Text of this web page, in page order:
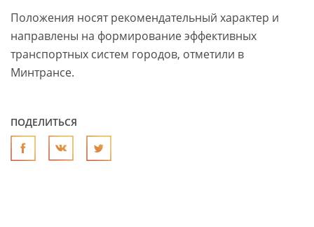
Положения носят рекомендательный характер и
направлены на формирование эффективных
транспортных систем городов, отметили в
Минтрансе.
ПОДЕЛИТЬСЯ